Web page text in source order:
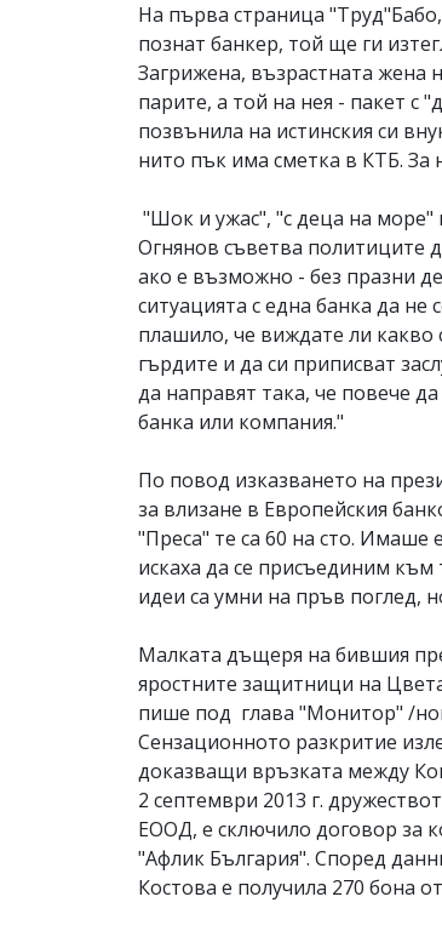
На първа страница
познат банкер, той ще ги
Загрижена, възрастната жена
парите, а той на нея - пакет с
позвънила на истинския си
нито пък има сметка в КТБ.
"Шок и ужас", "с деца на море"
Огнянов съветва политиците
ако е възможно - без празни
ситуацията с една банка да не
плашило, че виждате ли какво
гърдите и да си приписват
да направят така, че повече
банка или компания."
По повод изказването на
за влизане в Европейския
"Преса" те са 60 на сто.
искаха да се присъединим
идеи са умни на пръв поглед,
Малката дъщеря на бившия
яростните защитници на
пише под глава "Монитор" /
Сензационното разкритие
доказващи връзката между
2 септември 2013 г.
ЕООД, е сключило договор за
"Афлик България". Според
Костова е получила 270 бона